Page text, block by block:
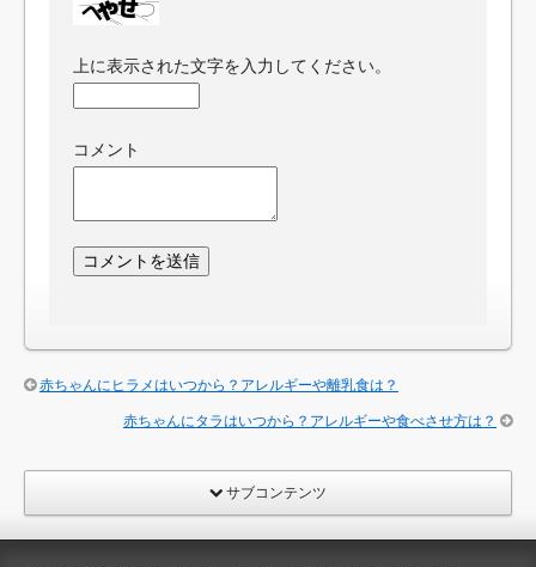
上に表示された文字を入力してください。
コメント
赤ちゃんにヒラメはいつから？アレルギーや離乳食は？
赤ちゃんにタラはいつから？アレルギーや食べさせ方は？
サブコンテンツ